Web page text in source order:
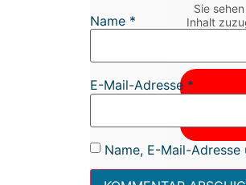
Sie
Inhalt
Name *
E-Mail-Adresse *
Name, E-Mail-